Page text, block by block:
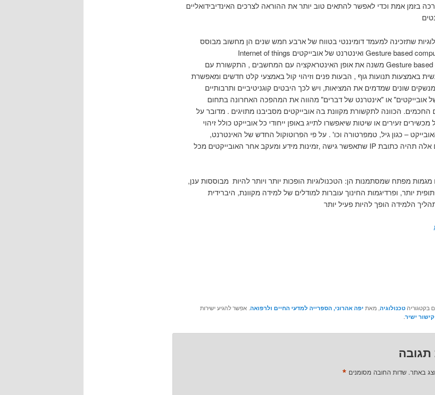
בזמן אמת וכדי לאפשר להתאים טוב יותר את ההוראה לצרכים האינדיבידואליים
שתזכינה למעמד דומיננטי בטווח של ארבע חמש שנים הן מחשוב מבוסס
Gesture based computing משנה את אופן האינטראקציה עם המחשבים , התקשורת עם
באמצעות תנועות גוף , הבעות פנים וזיהוי קול באמצעי קלט חדשים ומאפשרת
שונים שמדמים את המציאות, ויש לכך היבטים קוגניטיביים ותרבותיים
אובייקטים" או "אינטרנט של דברים" מהווה את המהפכה האחרונה בתחום
החכמים. הכוונה לתקשורת מקוונת בה אובייקטים מסביבנו מתויגים . מדובר על
זעירים או שיטות שיאפשרו לתייג באופן ייחודי כל אובייקט כולל זיהוי
– כגון גיל, טמפרטורה וכו' . על פי הפרוטוקול החדש של האינטרנט,
לאובייקטים אלה תהיה כתובת IP שתאפשר גישה ,זמינות מידע ומעקב אחר האובייקטים מכל
מגמות מפתח שמסתמנות הן: הטכנולוגיות הופכות יותר ויותר להיות מבוססות ענן,
יותר, ופרדיגמות החינוך עוברות למודלים של למידה מקוונת, היברידית
הלמידה הופך להיות פעיל יותר
בקטגוריה טכנולוגיה, מאת יפה אהרוני, הספרייה למדעי החיים ולרפואה. אפשר להגיע ישירות
ישיר.
באתר. שדות החובה מסומנים *